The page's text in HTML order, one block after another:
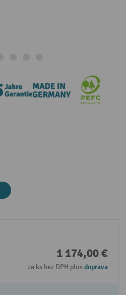
1 174,00 €
za ks bez DPH plusdoprava